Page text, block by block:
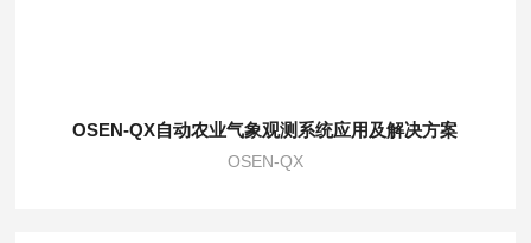
OSEN-QX自动农业气象观测系统应用及解决方案
OSEN-QX